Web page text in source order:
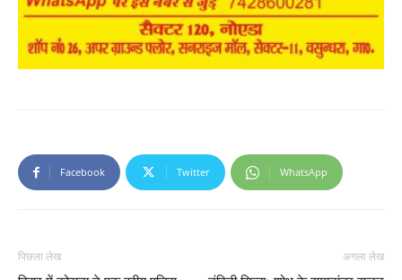
Facebook Twitter WhatsApp
पिछला लेख अगला लेख